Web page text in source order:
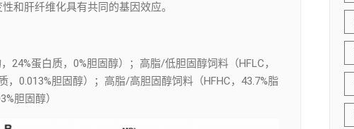
和肝纤维化具有共同的基因效应。
24%蛋白质，0%胆固醇）；高脂/低胆固醇饲料（HFLC，
，0.013%胆固醇）；高脂/高胆固醇饲料（HFHC，43.7%脂
胆固醇）